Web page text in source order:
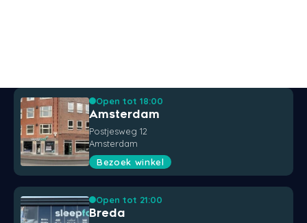
Open tot 18:00
Amsterdam
Postjesweg 12
Amsterdam
Bezoek winkel
Open tot 21:00
Breda